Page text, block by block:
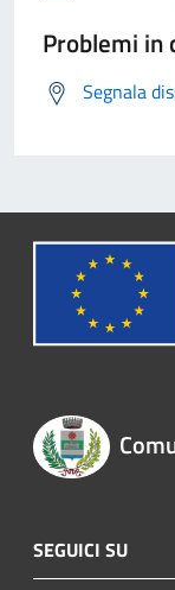
Problemi in
Segnala
SEGUICI SU